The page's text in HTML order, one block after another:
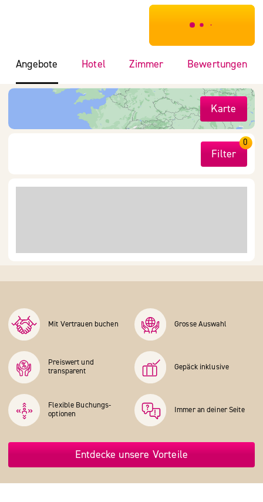
***************
Angebote Hotel Zimmer Bewertungen
Karte
Filter
0
Mit Vertrauen buchen Grosse Auswahl
Preiswert und
transparent
Gepäck inklusive
Flexible Buchungs­
optionen
Immer an deiner Seite
Entdecke unsere Vorteile